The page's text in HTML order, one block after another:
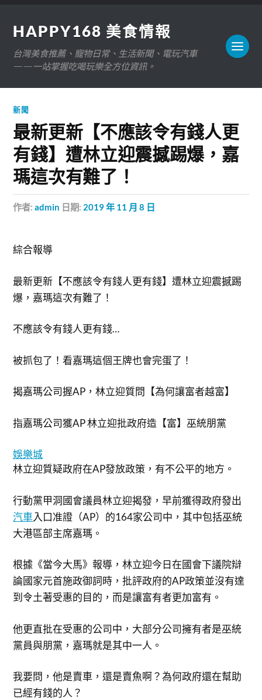
HAPPY168 美食情報
台灣美食推薦、寵物日常、生活新聞、電玩汽車
——一站掌握吃喝玩樂全方位資訊。
新聞
最新更新【不應該令有錢人更
有錢】遭林立迎震撼踢爆，嘉
瑪這次有難了！
作者:admin 日期: 2019 年 11 月 8 日
綜合報導
最新更新【不應該令有錢人更有錢】遭林立迎震撼踢
爆，嘉瑪這次有難了！
不應該令有錢人更有錢…
被抓包了！看嘉瑪這個王牌也會完蛋了！
揭嘉瑪公司握AP，林立迎質問【為何讓富者越富】
指嘉瑪公司獲AP 林立迎批政府造【富】巫統朋黨
娛樂城
林立迎質疑政府在AP發放政策，有不公平的地方。
行動黨甲洞國會議員林立迎揭發，早前獲得政府發出
汽車入口准證（AP）的164家公司中，其中包括巫統
大港區部主席嘉瑪。
根據《當今大馬》報導，林立迎今日在國會下議院辯
論國家元首施政御詞時，批評政府的AP政策並沒有達
到令土著受惠的目的，而是讓富有者更加富有。
他更直批在受惠的公司中，大部分公司擁有者是巫統
黨員與朋黨，嘉瑪就是其中一人。
我要問，他是賣車，還是賣魚啊？為何政府還在幫助
已經有錢的人？